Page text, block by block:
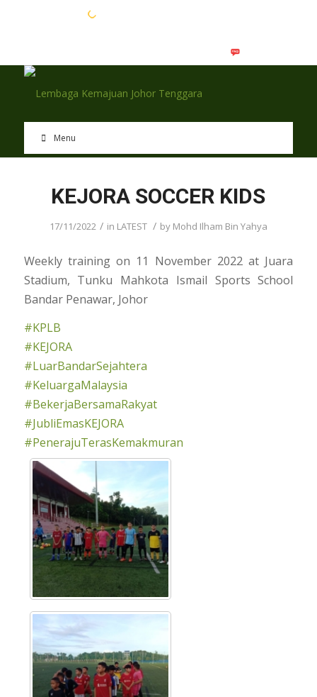
Menu
KEJORA SOCCER KIDS
17/11/2022 / in LATEST / by Mohd Ilham Bin Yahya
Weekly training on 11 November 2022 at Juara
Stadium, Tunku Mahkota Ismail Sports School
Bandar Penawar, Johor
#KPLB
#KEJORA
#LuarBandarSejahtera
#KeluargaMalaysia
#BekerjaBersamaRakyat
#JubliEmasKEJORA
#PenerajuTerasKemakmuran